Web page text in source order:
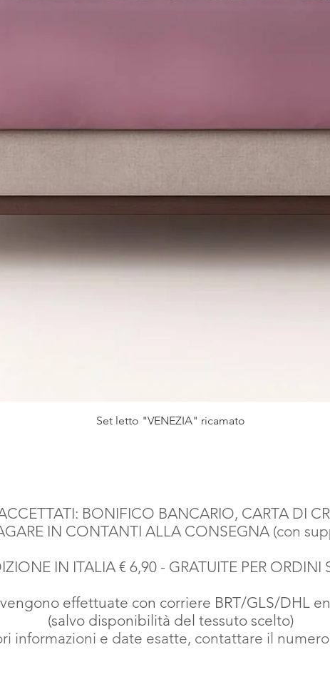
Vista rapida
Set letto "VENEZIA" ricamato
BONIFICO BANCARIO, CARTA DI
IN CONTANTI ALLA CONSEGNA (con
IN ITALIA € 6,90 - GRATUITE PER ORDINI
effettuate con corriere BRT/GLS/DHL
(salvo disponibilità del tessuto scelto)
informazioni e date esatte, contattare il numero